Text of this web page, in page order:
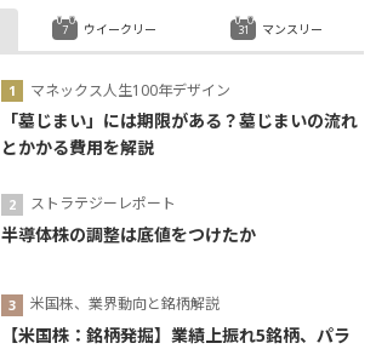
マネックス人生100年デザイン
「墓じまい」には期限がある？墓じまいの流れ
とかかる費用を解説
ストラテジーレポート
半導体株の調整は底値をつけたか
米国株、業界動向と銘柄解説
【米国株：銘柄発掘】業績上振れ5銘柄、パラ
ウイークリー マンスリー